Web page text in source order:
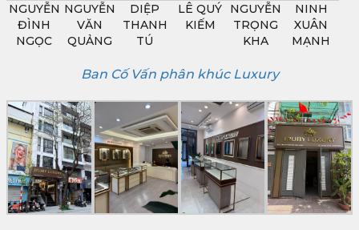
NGUYỄN
ĐÌNH
NGỌC
NGUYỄN
VĂN
QUẢNG
DIỆP
THANH
TÚ
LÊ QUÝ
KIẾM
NGUYỄN
TRỌNG
KHA
NINH
XUÂN
MẠNH
Ban Cố Vấn phân khúc Luxury